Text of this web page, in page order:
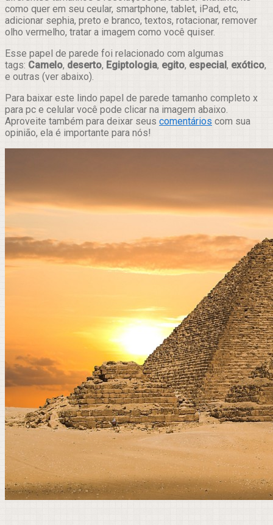
como quer em seu ceular, smartphone, tablet, iPad, etc,
adicionar sephia, preto e branco, textos, rotacionar, remover
olho vermelho, tratar a imagem como você quiser.
Esse papel de parede foi relacionado com algumas
tags: Camelo, deserto, Egiptologia, egito, especial, exótico,
e outras (ver abaixo).
Para baixar este lindo papel de parede tamanho completo x
para pc e celular você pode clicar na imagem abaixo.
Aproveite também para deixar seus comentários com sua
opinião, ela é importante para nós!